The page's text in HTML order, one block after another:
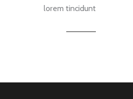
lorem tincidunt